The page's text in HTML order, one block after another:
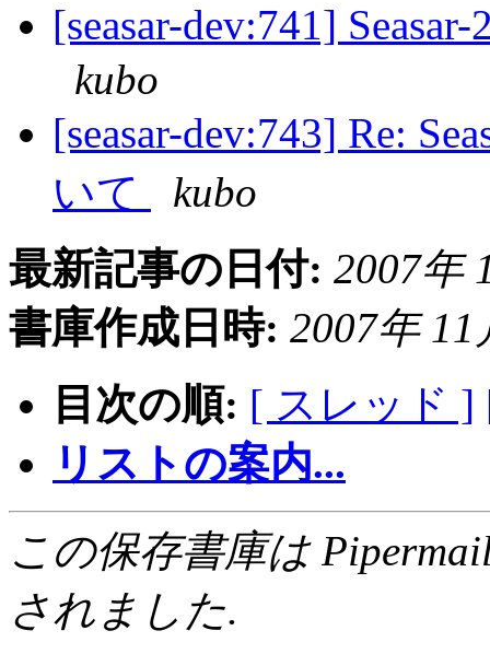
[seasar-dev:741]
kubo
[seasar-dev:743] Re:
いて
kubo
最新記事の日付: 2007年
書庫作成日時: 2007年 11
目次の順: [ スレッド ]
リストの案内...
この保存書庫は
されました.